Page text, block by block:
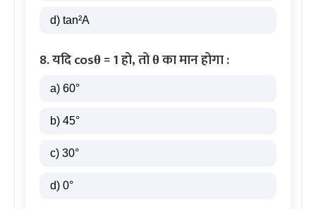
d) tan²A
8. यदि cosθ = 1 हो, तो θ का मान होगा :
a) 60°
b) 45°
c) 30°
d) 0°